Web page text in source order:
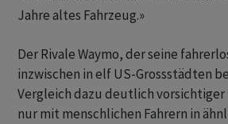
Jahre altes Fahrzeug.»
Der Rivale Waymo, der seine
inzwischen in elf US-Grossstädten
Vergleich dazu deutlich
nur mit menschlichen Fahrern in